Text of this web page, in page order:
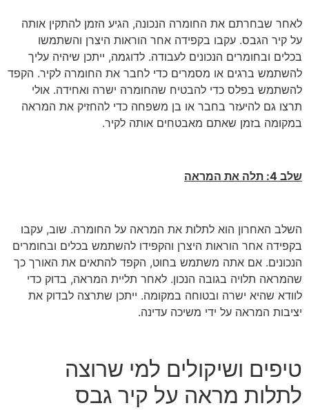
לאחר שבחרתם את החומרה הנכונה, הגיע הזמן להתקין אותה
על קיר הגבס. עקבו בקפידה אחר הוראות היצרן והשתמשו
בכלים ובחומרים הנכונים לעבודה. לדוגמה, ייתכן שיהיה עליך
להשתמש ברגים או מסמרים כדי לחבר את החומרה לקיר. הקפד
להשתמש בפלס כדי להבטיח שהחומרה ישרה ואחידה. אולי
תרצו גם להיעזר בחבר או בן משפחה כדי להחזיק את המראה
במקומה בזמן שאתם מאבטחים אותה לקיר.
שלב 4: תלה את המראה
השלב האחרון הוא לתלות את המראה על החומרה. שוב, עקבו
בקפידה אחר הוראות היצרן והקפידו להשתמש בכלים ובחומרים
הנכונים. אם אתה משתמש בחוט, הקפד להתאים את האורך כך
שהמראה תלויה בגובה הנכון. לאחר תליית המראה, בדוק כדי
לוודא שהיא ישרה ובטוחה במקומה. ייתכן שתרצה לבדוק את
יציבות המראה על ידי משיכה עדינה.
טיפים ושיקולים למי שרוצה
לתלות מראה על קיר גבס